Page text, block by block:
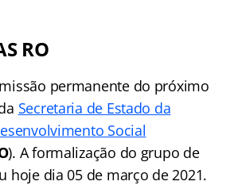
RO
permanente do próximo
Secretaria de Estado da
Social
). A formalização do grupo de
hoje dia 05 de março de 2021.